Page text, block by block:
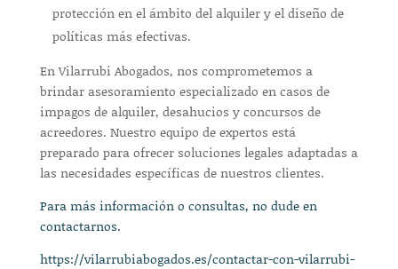
protección en el ámbito del alquiler y el diseño de
políticas más efectivas.
En Vilarrubi Abogados, nos comprometemos a
brindar asesoramiento especializado en casos de
impagos de alquiler, desahucios y concursos de
acreedores. Nuestro equipo de expertos está
preparado para ofrecer soluciones legales adaptadas a
las necesidades específicas de nuestros clientes.
Para más información o consultas, no dude en
contactarnos.
https://vilarrubiabogados.es/contactar-con-vilarrubi-